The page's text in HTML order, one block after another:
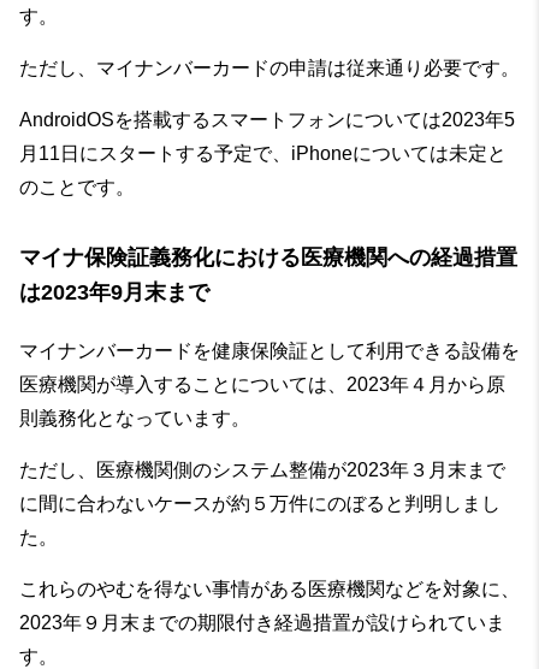
す。
ただし、マイナンバーカードの申請は従来通り必要です。
AndroidOSを搭載するスマートフォンについては2023年5
月11日にスタートする予定で、iPhoneについては未定と
のことです。
マイナ保険証義務化における医療機関への経過措置
は2023年9月末まで
マイナンバーカードを健康保険証として利用できる設備を
医療機関が導入することについては、2023年４月から原
則義務化となっています。
ただし、医療機関側のシステム整備が2023年３月末まで
に間に合わないケースが約５万件にのぼると判明しまし
た。
これらのやむを得ない事情がある医療機関などを対象に、
2023年９月末までの期限付き経過措置が設けられていま
す。